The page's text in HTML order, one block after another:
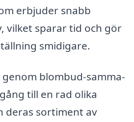
erbjuder snabb
vilket sparar tid och gör
smidigare.
blombud-samma-
till en rad olika
deras sortiment av